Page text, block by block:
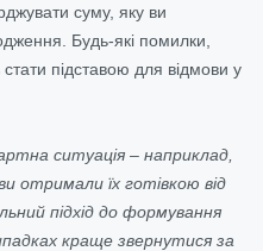
суму, яку ви
Будь-які помилки,
підставою для відмови у
ситуація – наприклад,
отримали їх готівкою від
підхід до формування
краще звернутися за